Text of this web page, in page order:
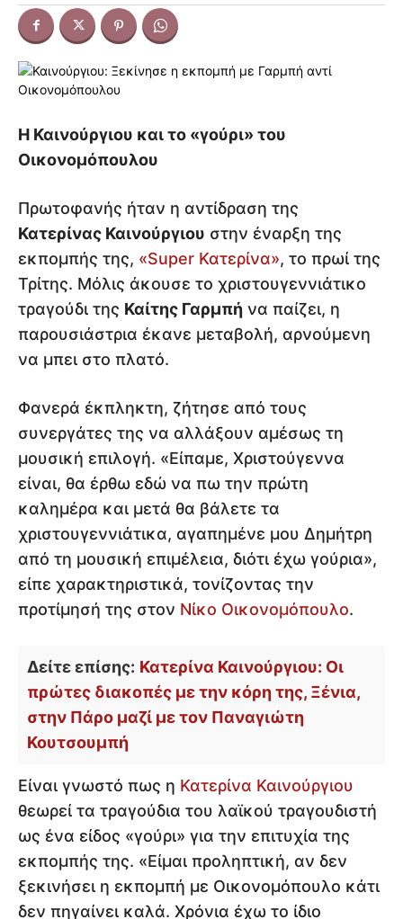
Η Καινούργιου και το «γούρι» του
Οικονομόπουλου
Πρωτοφανής ήταν η αντίδραση της
Κατερίνας Καινούργιου στην έναρξη της
εκπομπής της, «Super Κατερίνα», το πρωί της
Τρίτης. Μόλις άκουσε το χριστουγεννιάτικο
τραγούδι της Καίτης Γαρμπή να παίζει, η
παρουσιάστρια έκανε μεταβολή, αρνούμενη
να μπει στο πλατό.
Φανερά έκπληκτη, ζήτησε από τους
συνεργάτες της να αλλάξουν αμέσως τη
μουσική επιλογή. «Είπαμε, Χριστούγεννα
είναι, θα έρθω εδώ να πω την πρώτη
καλημέρα και μετά θα βάλετε τα
χριστουγεννιάτικα, αγαπημένε μου Δημήτρη
από τη μουσική επιμέλεια, διότι έχω γούρια»,
είπε χαρακτηριστικά, τονίζοντας την
προτίμησή της στον Νίκο Οικονομόπουλο.
Δείτε επίσης: Κατερίνα Καινούργιου: Οι
πρώτες διακοπές με την κόρη της, Ξένια,
στην Πάρο μαζί με τον Παναγιώτη
Κουτσουμπή
Είναι γνωστό πως η Κατερίνα Καινούργιου
θεωρεί τα τραγούδια του λαϊκού τραγουδιστή
ως ένα είδος «γούρι» για την επιτυχία της
εκπομπής της. «Είμαι προληπτική, αν δεν
ξεκινήσει η εκπομπή με Οικονομόπουλο κάτι
δεν πηγαίνει καλά. Χρόνια έχω το ίδιο